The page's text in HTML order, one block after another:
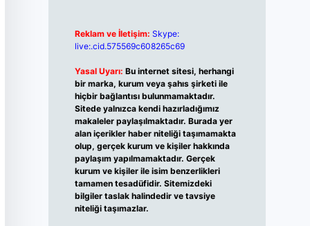
Reklam ve İletişim: Skype:
live:.cid.575569c608265c69
Yasal Uyarı: Bu internet sitesi, herhangi
bir marka, kurum veya şahıs şirketi ile
hiçbir bağlantısı bulunmamaktadır.
Sitede yalnızca kendi hazırladığımız
makaleler paylaşılmaktadır. Burada yer
alan içerikler haber niteliği taşımamakta
olup, gerçek kurum ve kişiler hakkında
paylaşım yapılmamaktadır. Gerçek
kurum ve kişiler ile isim benzerlikleri
tamamen tesadüfidir. Sitemizdeki
bilgiler taslak halindedir ve tavsiye
niteliği taşımazlar.